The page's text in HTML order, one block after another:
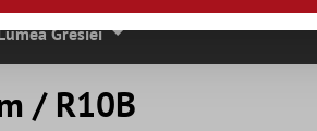
Gresiei
/ R10B